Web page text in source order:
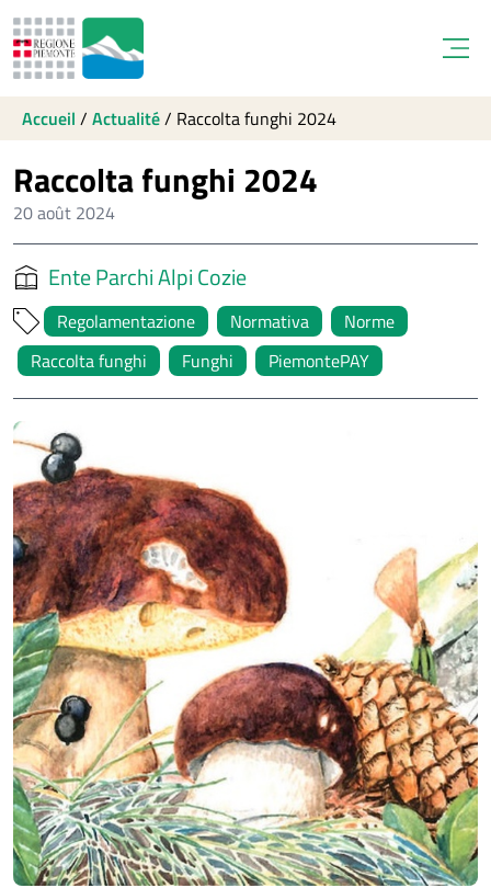
Accueil / Actualité/ Raccolta funghi 2024
Raccolta funghi 2024
20 août 2024
Ente Parchi Alpi Cozie
Regolamentazione Normativa
Norme
Raccolta funghi
Funghi PiemontePAY